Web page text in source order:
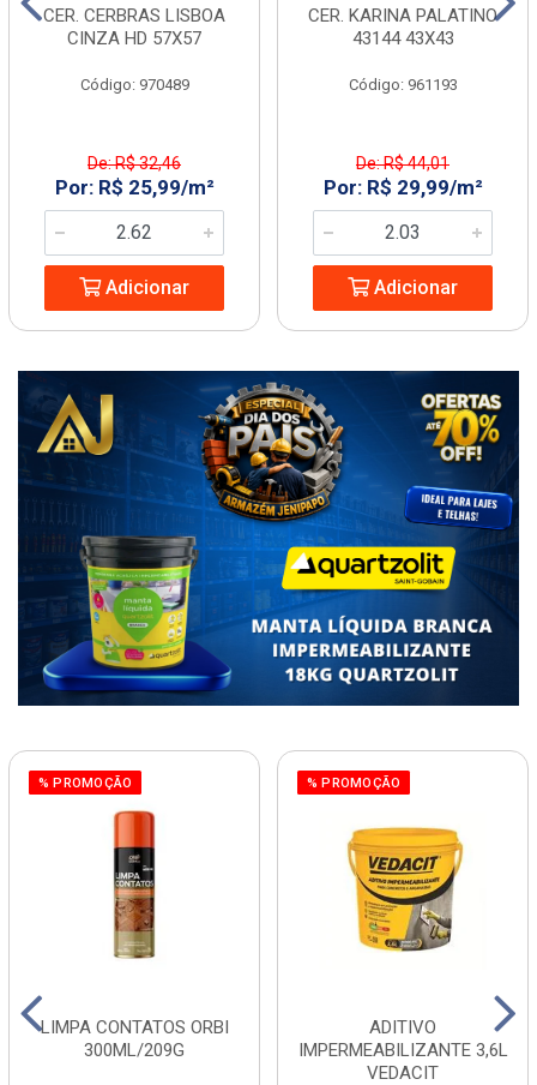
CER. CERBRAS LISBOA
CINZA HD 57X57
Código: 970489
De: R$ 32,46
Por: R$ 25,99/m²
Adicionar
CER. KARINA PALATINO
43144 43X43
Código: 961193
De: R$ 44,01
Por: R$ 29,99/m²
Adicionar
% PROMOÇÃO
LIMPA CONTATOS ORBI
300ML/209G
% PROMOÇÃO
ADITIVO
IMPERMEABILIZANTE 3,6L
VEDACIT